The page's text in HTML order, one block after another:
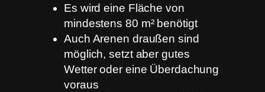
Es wird eine Fläche von
mindestens 80 m² benötigt
Auch Arenen draußen sind
möglich, setzt aber gutes
Wetter oder eine Überdachung
voraus